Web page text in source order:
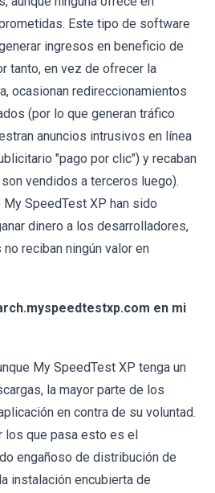
Este tipo de software
ingresos en beneficio de
tanto, en vez de ofrecer la
ocasionan redireccionamientos
(por lo que generan tráfico
anuncios intrusivos en línea
"pago por clic") y recaban
vendidos a terceros luego).
SpeedTest XP han sido
dinero a los desarrolladores,
reciban ningún valor en
en mi
My SpeedTest XP tenga un
la mayor parte de los
en contra de su voluntad.
los que pasa esto es el
engañoso de distribución de
instalación encubierta de